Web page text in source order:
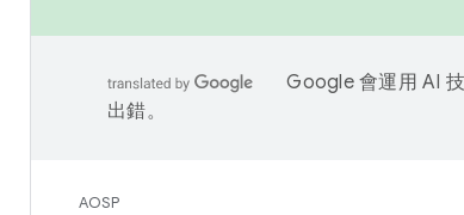
Google 會運用 AI
出錯。
AOSP